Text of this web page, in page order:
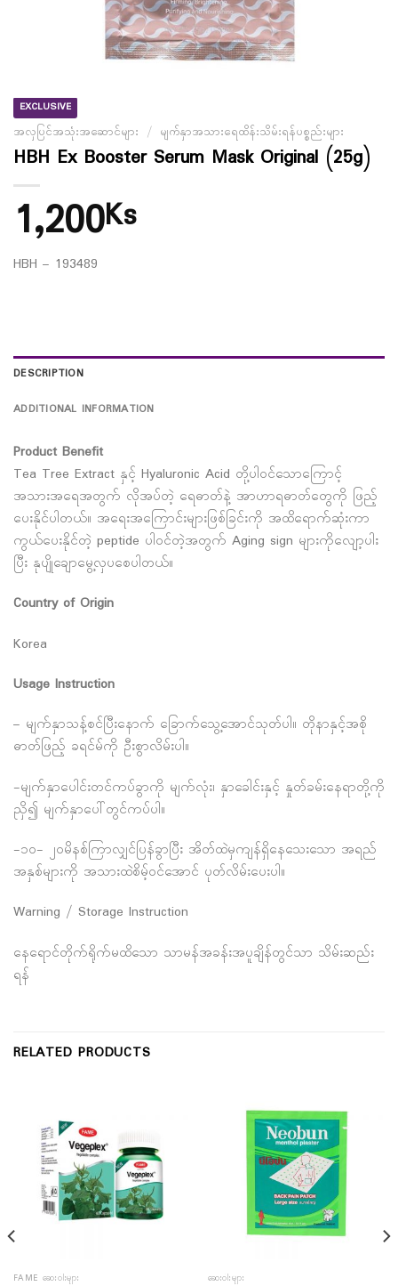
EXCLUSIVE
အလှပြင်အသုံးအဆောင်များ / မျက်နှာအသားရေထိန်းသိမ်းရန်ပစ္စည်းများ
HBH Ex Booster Serum Mask Original (25g)
1,200Ks
HBH – 193489
DESCRIPTION
ADDITIONAL INFORMATION
Product Benefit
Tea Tree Extract နှင့် Hyaluronic Acid တို့ပါဝင်သောကြောင့်
အသားအရေအတွက် လိုအပ်တဲ့ ရေဓာတ်နဲ့ အာဟာရဓာတ်တွေကို ဖြည့်
ပေးနိုင်ပါတယ်။ အရေးအကြောင်းများဖြစ်ခြင်းကို အထိရောက်ဆုံးကာ
ကွယ်ပေးနိုင်တဲ့ peptide ပါဝင်တဲ့အတွက် Aging sign များကိုလျော့ပါး
ပြီး နုပျိုချောမွေ့လှပစေပါတယ်။
Country of Origin
Korea
Usage Instruction
– မျက်နှာသန့်စင်ပြီးနောက် ခြောက်သွေ့အောင်သုတ်ပါ။ တိုနာနှင့်အစို
ဓာတ်ဖြည့် ခရင်မ်ကို ဦးစွာလိမ်းပါ။
-မျက်နှာပေါင်းတင်ကပ်ခွာကို မျက်လုံး၊ နှာခေါင်းနှင့် နှုတ်ခမ်းနေရာတို့ကို
ညှိ၍ မျက်နှာပေါ်တွင်ကပ်ပါ။
-၁၀- ၂၀မိနစ်ကြာလျှင်ပြန်ခွာပြီး အိတ်ထဲမှကျန်ရှိနေသေးသော အရည်
အနှစ်များကို အသားထဲစိမ့်ဝင်အောင် ပုတ်လိမ်းပေးပါ။
Warning / Storage Instruction
နေရောင်တိုက်ရိုက်မထိသော သာမန်အခန်းအပူချိန်တွင်သာ သိမ်းဆည်း
ရန်
RELATED PRODUCTS
FAME ဆေးဝါးများ ဆေးဝါးများ